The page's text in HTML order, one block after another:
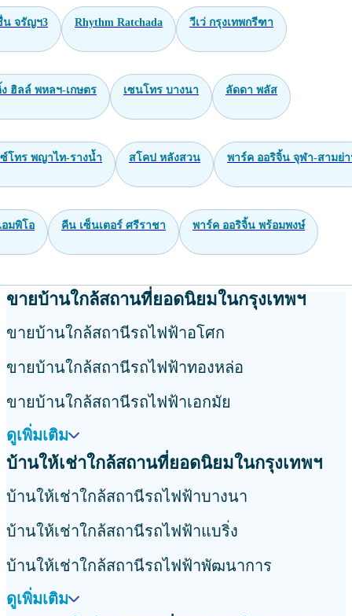
จรัญฯ3 Rhythm Ratchada วีเว่ กรุงเทพกรีฑา
ฮิลล์ พหลฯ-เกษตร เซนโทร บางนา ลัดดา พลัส
ซ์โทร พญาไท-รางน้ำ สโคป หลังสวน พาร์ค ออริจิ้น จุฬา-สามย่
อมพิโอ คีน เซ็นเตอร์ ศรีราชา พาร์ค ออริจิ้น พร้อมพงษ์
ขายบ้านใกล้สถานที่ยอดนิยมในกรุงเทพฯ
ขายบ้านใกล้สถานีรถไฟฟ้าอโศก
ขายบ้านใกล้สถานีรถไฟฟ้าทองหล่อ
ขายบ้านใกล้สถานีรถไฟฟ้าเอกมัย
ดูเพิ่มเติม
บ้านให้เช่าใกล้สถานที่ยอดนิยมในกรุงเทพฯ
บ้านให้เช่าใกล้สถานีรถไฟฟ้าบางนา
บ้านให้เช่าใกล้สถานีรถไฟฟ้าแบริ่ง
บ้านให้เช่าใกล้สถานีรถไฟฟ้าพัฒนาการ
ดูเพิ่มเติม